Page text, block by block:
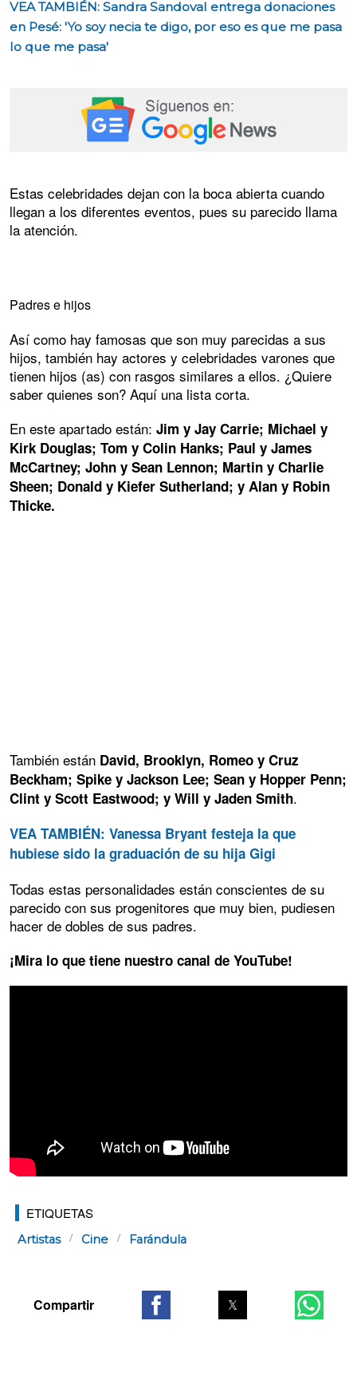
VEA TAMBIÉN: Sandra Sandoval entrega donaciones
en Pesé: 'Yo soy necia te digo, por eso es que me pasa
lo que me pasa'
Estas celebridades dejan con la boca abierta cuando
llegan a los diferentes eventos, pues su parecido llama
la atención.
Padres e hijos
Así como hay famosas que son muy parecidas a sus
hijos, también hay actores y celebridades varones que
tienen hijos (as) con rasgos similares a ellos. ¿Quiere
saber quienes son? Aquí una lista corta.
En este apartado están: Jim y Jay Carrie; Michael y
Kirk Douglas; Tom y Colin Hanks; Paul y James
McCartney; John y Sean Lennon; Martin y Charlie
Sheen; Donald y Kiefer Sutherland; y Alan y Robin
Thicke.
También están David, Brooklyn, Romeo y Cruz
Beckham; Spike y Jackson Lee; Sean y Hopper Penn;
Clint y Scott Eastwood; y Will y Jaden Smith.
VEA TAMBIÉN: Vanessa Bryant festeja la que
hubiese sido la graduación de su hija Gigi
Todas estas personalidades están conscientes de su
parecido con sus progenitores que muy bien, pudiesen
hacer de dobles de sus padres.
¡Mira lo que tiene nuestro canal de YouTube!
ETIQUETAS
Artistas Cine Farándula